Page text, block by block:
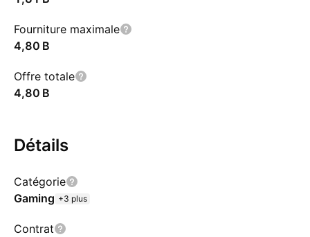
Fourniture maximale
‪4,80 B‬
Offre totale
‪4,80 B‬
Détails
Catégorie
Gaming +3 plus
Contrat